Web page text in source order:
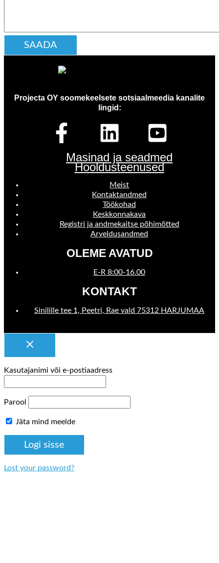
Projecta OY soomekeelsete sotsiaalmeedia kanalite
lingid:
Masinad ja seadmed
Hooldusteenused
Meist
Kontaktandmed
Töökohad
Keskkonnakava
Registri ja andmekaitse põhimõtted
Arveldusandmed
OLEME AVATUD
E-R 8:00-16.00
KONTAKT
Sinilille tee 1, Peetri, Rae vald 75312 HARJUMAA
Kasutajanimi või e-postiaadress
Parool
Jäta mind meelde
Lost your password?